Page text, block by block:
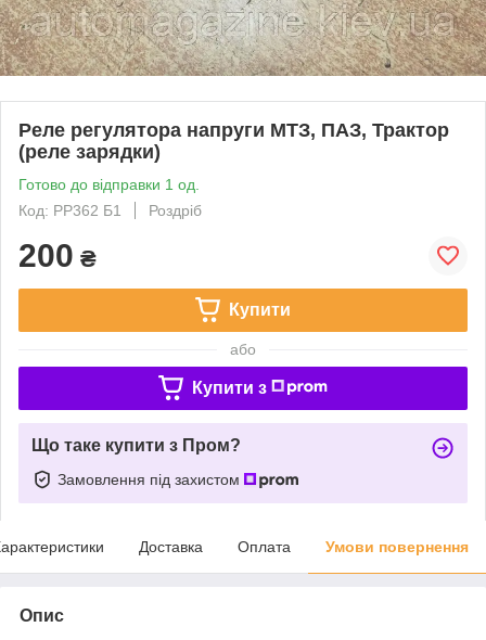
Реле регулятора напруги МТЗ, ПАЗ, Трактор
(реле зарядки)
Готово до відправки 1 од.
Код: РР362 Б1
Роздріб
200 ₴
Купити
або
Купити з
Що таке купити з Пром?
Замовлення під захистом
Доставка Оплата Умови повернення
Опис